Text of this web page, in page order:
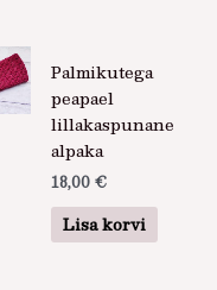
Palmikutega
peapael
lillakaspunane
alpaka
18,00 €
Lisa korvi